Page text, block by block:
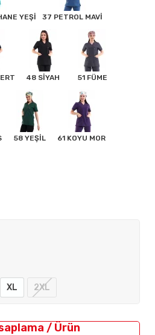
YEŞİ 37 PETROL MAVİ
48 SİYAH 51 FÜME
58 YEŞİL 61 KOYU MOR
XL 2XL
/ Ürün